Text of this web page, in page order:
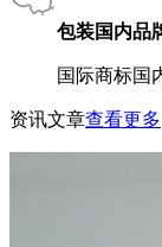
包装国内品
国际商标国
资讯文章查看更多